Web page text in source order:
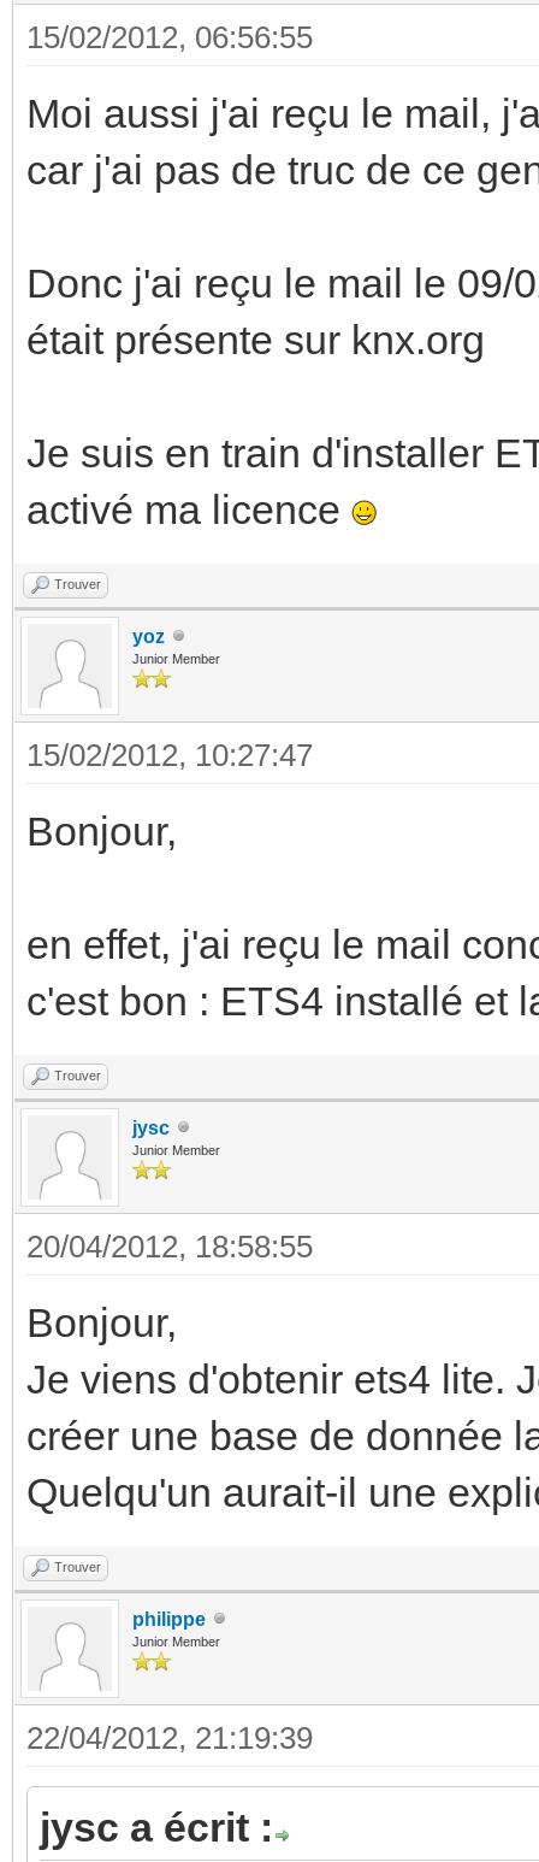
15/02/2012, 06:56:55
Moi aussi j'ai reçu le mail,
car j'ai pas de truc de ce
Donc j'ai reçu le mail le 09/
était présente sur knx.org
Je suis en train d'installer
activé ma licence
Trouver
yoz
Junior Member
15/02/2012, 10:27:47
Bonjour,
en effet, j'ai reçu le mail
c'est bon : ETS4 installé et
Trouver
jysc
Junior Member
20/04/2012, 18:58:55
Bonjour,
Je viens d'obtenir ets4 lite.
créer une base de donnée
Quelqu'un aurait-il une
Trouver
philippe
Junior Member
22/04/2012, 21:19:39
jysc a écrit :